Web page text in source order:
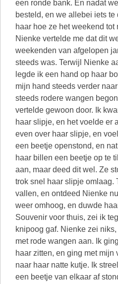
een ronde bank. En nadat
besteld, en we allebei iets
haar hoe ze het weekend tot
Nienke vertelde me dat dit
weekenden van afgelopen
steeds was. Terwijl Nienke
legde ik een hand op haar
mijn hand steeds verder
steeds rodere wangen
vertelde gewoon door. Ik
haar slipje, en het voelde er
even over haar slipje, en
een beetje openstond, en
haar billen een beetje op te
aan, maar deed dit wel. Ze
trok snel haar slipje omlaag.
vallen, en ontdeed Nienke
weer omhoog, en duwde
Souvenir voor thuis, zei ik
knipoog gaf. Nienke zei
met rode wangen aan. Ik
haar zitten, en ging met mijn
naar haar natte kutje. Ik
een beetje van elkaar af